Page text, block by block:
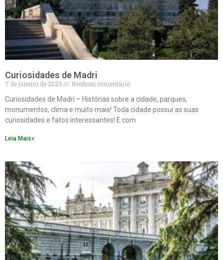
Curiosidades de Madri
7 de janeiro de 2023
Nenhum comentário
Curiosidades de Madri – Histórias sobre a cidade, parques,
monumentos, clima e muito mais! Toda cidade possui as suas
curiosidades e fatos interessantes! E com
Leia Mais»